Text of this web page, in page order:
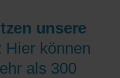
unsere
Hier können
als 300